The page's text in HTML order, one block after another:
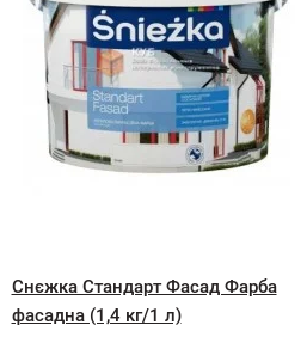
Снєжка Стандарт Фасад Фарба
фасадна (1,4 кг/1 л)